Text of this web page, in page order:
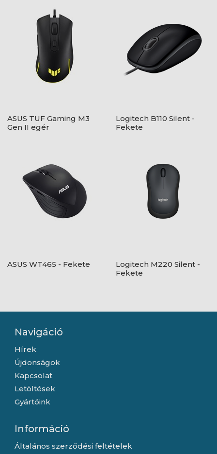
ASUS TUF Gaming M3
Gen II egér
Logitech B110 Silent -
Fekete
ASUS WT465 - Fekete
Logitech M220 Silent -
Fekete
Navigáció
Hírek
Újdonságok
Kapcsolat
Letöltések
Gyártóink
Információ
Általános szerződési feltételek